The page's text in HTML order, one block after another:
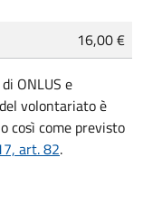
16,00 €
ONLUS e
volontariato è
così come previsto
art. 82.